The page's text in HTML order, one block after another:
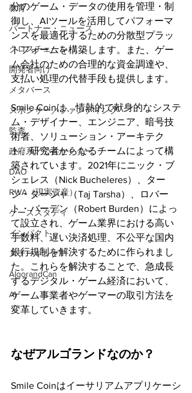
教育
パートナー・ニュース
クロスチェーン
開発者向け
メタバース
スポンサー／ファンディング
監査
政府系／公共セクター
DAO
RWA（現実資産）
ケーススタディ
インパクト
ステーキング
AlgorandCan
AI
分のゲーム・データの使用を管理・制
御し、AIツールを活用してパフォーマ
ンスを最適化するための分散型プラッ
トフォームを構築します。また、ゲー
ム会社のための合理的な資金調達や、
支払い処理の代替手段も提供します。
Smile Coinは、情熱的で献身的なシステ
ム・デザイナー、エンジニア、暗号技
術者、ソリューション・アーキテク
ト、研究者からなるチームによって構
築されています。2021年にニック・ブ
シェレス（Nick Bucheleres）、ター
ジ・ターシャ（Taj Tarsha）、ロバー
ト・バーデン（Robert Burden）によっ
て設立され、ゲーム業界における高い
手数料、遅い決済処理、不公平な国内
銀行規制を解決するために作られまし
た。これらを解決することで、急成長
するデジタル・ゲーム経済において、
ゲーム事業者やゲーマーの取引方法を
変革していきます。
なぜアルゴランドなのか？
Smile Coinはイーサリアムアプリケーシ